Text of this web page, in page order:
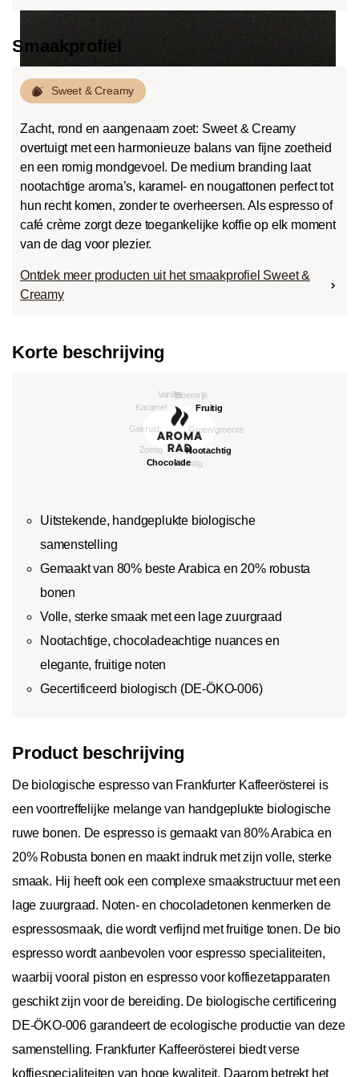
Smaakprofiel
Sweet & Creamy
Zacht, rond en aangenaam zoet: Sweet & Creamy
overtuigt met een harmonieuze balans van fijne zoetheid
en een romig mondgevoel. De medium branding laat
nootachtige aroma’s, karamel- en nougattonen perfect tot
hun recht komen, zonder te overheersen. Als espresso of
café crème zorgt deze toegankelijke koffie op elk moment
van de dag voor plezier.
Ontdek meer producten uit het smaakprofiel Sweet &
Creamy
Korte beschrijving
Uitstekende, handgeplukte biologische
samenstelling
Gemaakt van 80% beste Arabica en 20% robusta
bonen
Volle, sterke smaak met een lage zuurgraad
Nootachtige, chocoladeachtige nuances en
elegante, fruitige noten
Gecertificeerd biologisch (DE-ÖKO-006)
Product beschrijving
De biologische espresso van Frankfurter Kaffeerösterei is
een voortreffelijke melange van handgeplukte biologische
ruwe bonen. De espresso is gemaakt van 80% Arabica en
20% Robusta bonen en maakt indruk met zijn volle, sterke
smaak. Hij heeft ook een complexe smaakstructuur met een
lage zuurgraad. Noten- en chocoladetonen kenmerken de
espressosmaak, die wordt verfijnd met fruitige tonen. De bio
espresso wordt aanbevolen voor espresso specialiteiten,
waarbij vooral piston en espresso voor koffiezetapparaten
geschikt zijn voor de bereiding. De biologische certificering
DE-ÖKO-006 garandeert de ecologische productie van deze
samenstelling. Frankfurter Kaffeerösterei biedt verse
koffiespecialiteiten van hoge kwaliteit. Daarom betrekt het